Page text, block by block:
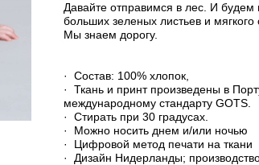
Давайте отправимся в лес. И будем
больших зеленых листьев и мягкого
Мы знаем дорогу.
· Состав: 100% хлопок,
· Ткань и принт произведены в
международному стандарту GOTS.
· Стирать при 30 градусах.
· Можно носить днем и/или ночью
· Цифровой метод печати на ткани
· Дизайн Нидерланды;